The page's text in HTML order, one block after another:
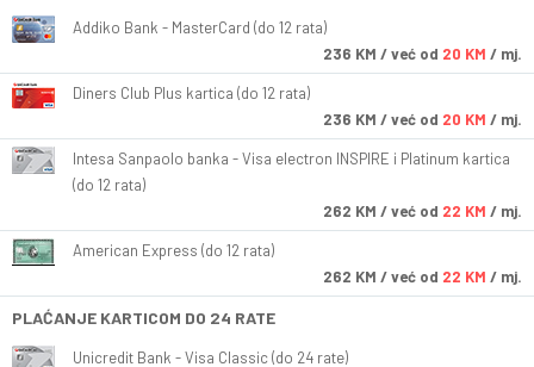
Addiko Bank - MasterCard (do 12 rata)
236 KM / već od 20 KM / mj.
Diners Club Plus kartica (do 12 rata)
236 KM / već od 20 KM / mj.
Intesa Sanpaolo banka - Visa electron INSPIRE i Platinum kartica
(do 12 rata)
262 KM / već od 22 KM / mj.
American Express (do 12 rata)
262 KM / već od 22 KM / mj.
PLAĆANJE KARTICOM DO 24 RATE
Unicredit Bank - Visa Classic (do 24 rate)